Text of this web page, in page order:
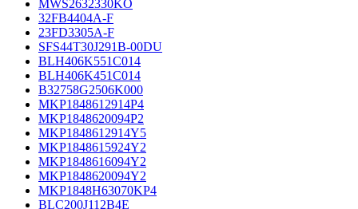
MWS2632330KO
32FB4404A-F
23FD3305A-F
SFS44T30J291B-00DU
BLH406K551C014
BLH406K451C014
B32758G2506K000
MKP1848612914P4
MKP1848620094P2
MKP1848612914Y5
MKP1848615924Y2
MKP1848616094Y2
MKP1848620094Y2
MKP1848H63070KP4
BLC200J112B4E